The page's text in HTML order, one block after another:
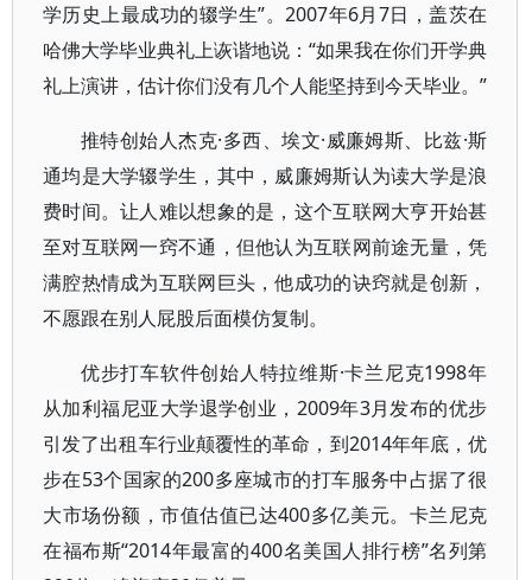
学历史上最成功的辍学生”。2007年6月7日，盖茨在
哈佛大学毕业典礼上诙谐地说：“如果我在你们开学典
礼上演讲，估计你们没有几个人能坚持到今天毕业。”
推特创始人杰克·多西、埃文·威廉姆斯、比兹·斯
通均是大学辍学生，其中，威廉姆斯认为读大学是浪
费时间。让人难以想象的是，这个互联网大亨开始甚
至对互联网一窍不通，但他认为互联网前途无量，凭
满腔热情成为互联网巨头，他成功的诀窍就是创新，
不愿跟在别人屁股后面模仿复制。
优步打车软件创始人特拉维斯·卡兰尼克1998年
从加利福尼亚大学退学创业，2009年3月发布的优步
引发了出租车行业颠覆性的革命，到2014年年底，优
步在53个国家的200多座城市的打车服务中占据了很
大市场份额，市值估值已达400多亿美元。卡兰尼克
在福布斯“2014年最富的400名美国人排行榜”名列第